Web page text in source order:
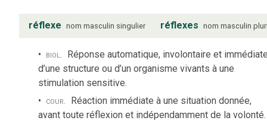
réflexe nom masculin singulier réflexes nom masculin
biol. Réponse automatique, involontaire et
d’une structure ou d’un organisme vivants à une
stimulation sensitive.
cour. Réaction immédiate à une situation donnée,
avant toute réflexion et indépendamment de la volonté.